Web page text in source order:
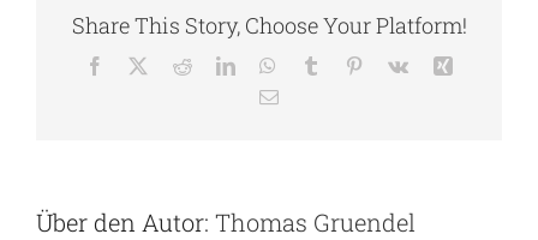
Share This Story, Choose Your Platform!
Facebook RedditLinkedInWhatsApp
Tumblr Pinterest
Vk
E-
Über den Autor: Thomas Gruendel